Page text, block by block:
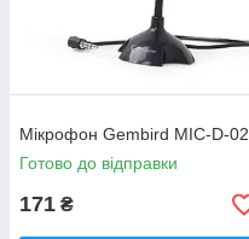
Мікрофон Gembird MIC-D-02
Готово до відправки
171 ₴